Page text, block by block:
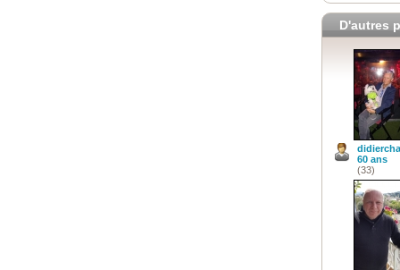
D'autres
60 ans
(33)